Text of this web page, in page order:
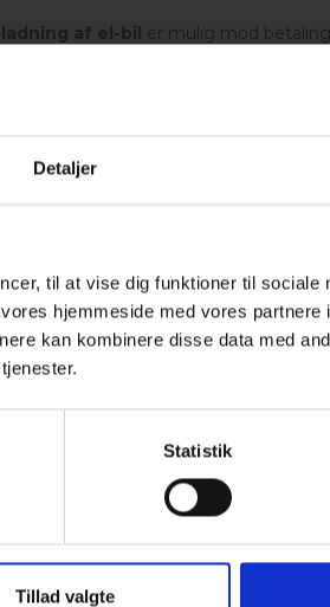
Detaljer
til at vise dig funktioner til sociale
hjemmeside med vores partnere
kan kombinere disse data med
Statistik
Tillad valgte
af el-bil er mulig mod betaling
og meget mere
DATO
1 værelse, 2 voksne